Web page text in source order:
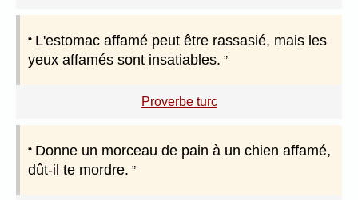
L'estomac affamé peut être rassasié, mais les
yeux affamés sont insatiables.
Proverbe turc
Donne un morceau de pain à un chien affamé,
dût-il te mordre.